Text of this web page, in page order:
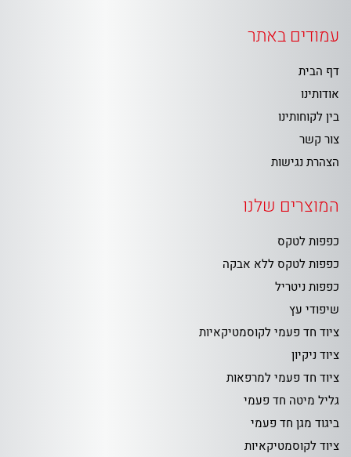
עמודים באתר
דף הבית
אודותינו
בין לקוחותינו
צור קשר
הצהרת נגישות
המוצרים שלנו
כפפות לטקס
כפפות לטקס ללא אבקה
כפפות ניטריל
שיפודי עץ
ציוד חד פעמי לקוסמטיקאיות
ציוד ניקיון
ציוד חד פעמי למרפאות
גליל מיטה חד פעמי
ביגוד מגן חד פעמי
ציוד לקוסמטיקאיות